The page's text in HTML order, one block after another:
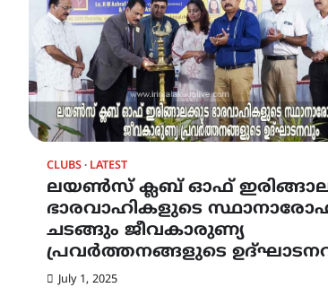
CLUBS LATEST
ലയൺസ് ക്ലബ് ഓഫ്
ഭാരവാഹികളുടെ
ചടങ്ങും ജീവകാരുണ്യ
പ്രവർത്തനങ്ങളുടെ
July 1, 2025